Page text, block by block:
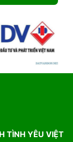
TÌNH YÊU VIỆT